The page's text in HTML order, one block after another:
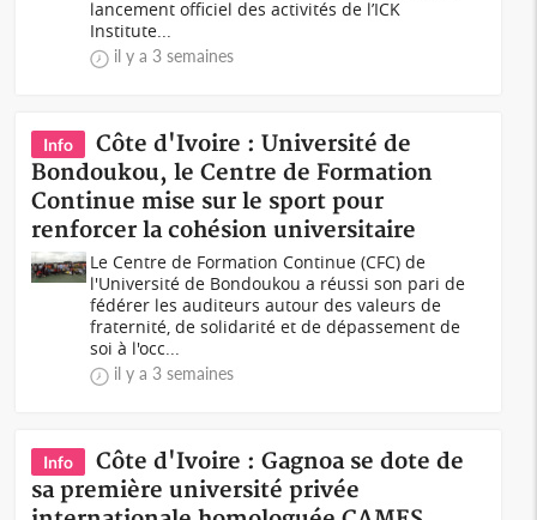
lancement officiel des activités de l’ICK
Institute...
il y a 3 semaines
Info
Côte d'Ivoire : Université de
Bondoukou, le Centre de Formation
Continue mise sur le sport pour
renforcer la cohésion universitaire
Le Centre de Formation Continue (CFC) de
l'Université de Bondoukou a réussi son pari de
fédérer les auditeurs autour des valeurs de
fraternité, de solidarité et de dépassement de
soi à l'occ...
il y a 3 semaines
Info
Côte d'Ivoire : Gagnoa se dote de
sa première université privée